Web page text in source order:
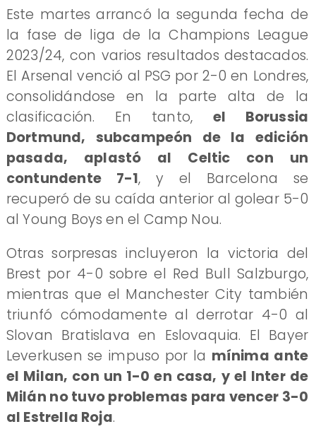
Este martes arrancó la segunda fecha de
la fase de liga de la Champions League
2023/24, con varios resultados destacados.
El Arsenal venció al PSG por 2-0 en Londres,
consolidándose en la parte alta de la
clasificación. En tanto, el Borussia
Dortmund, subcampeón de la edición
pasada, aplastó al Celtic con un
contundente 7-1, y el Barcelona se
recuperó de su caída anterior al golear 5-0
al Young Boys en el Camp Nou.
Otras sorpresas incluyeron la victoria del
Brest por 4-0 sobre el Red Bull Salzburgo,
mientras que el Manchester City también
triunfó cómodamente al derrotar 4-0 al
Slovan Bratislava en Eslovaquia. El Bayer
Leverkusen se impuso por la mínima ante
el Milan, con un 1-0 en casa, y el Inter de
Milán no tuvo problemas para vencer 3-0
al Estrella Roja.